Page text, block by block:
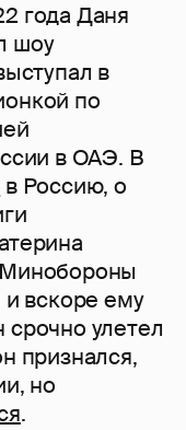
года Даня
шоу
в
по
в ОАЭ. В
в Россию, о
Минобороны
и вскоре ему
улетел
признался,
но
.